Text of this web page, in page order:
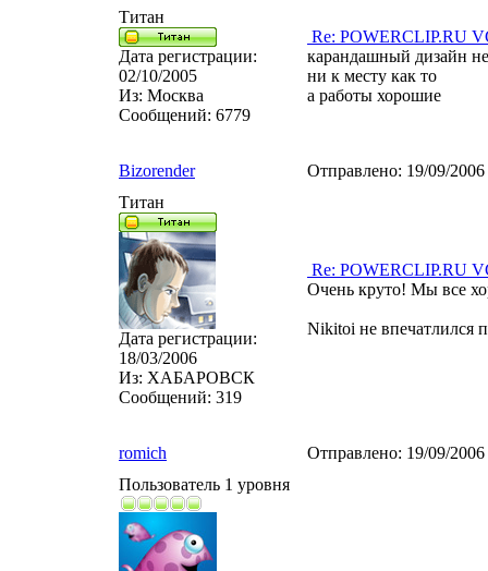
Титан
Дата регистрации:
02/10/2005
Из: Москва
Сообщений: 6779
Re: POWERCLIP.RU
карандашный дизайн
ни к месту как то
а работы хорошие
Bizorender Отправлено: 19/09/
Титан
Дата регистрации:
18/03/2006
Из: ХАБАРОВСК
Сообщений: 319
Re: POWERCLIP.RU
Очень круто! Мы все
Nikitoi не впечатлился
romich Отправлено: 19/09/
Пользователь 1 уровня